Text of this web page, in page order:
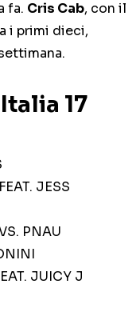
fa. Cris Cab, con il
i primi dieci,
17
JESS
PNAU
JUICY J